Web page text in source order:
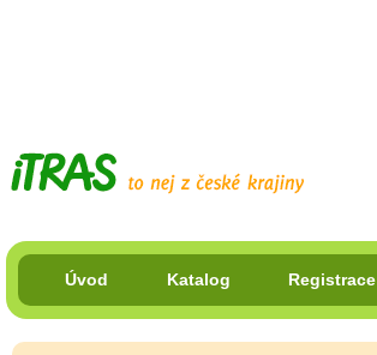
Úvod Katalog Registrace